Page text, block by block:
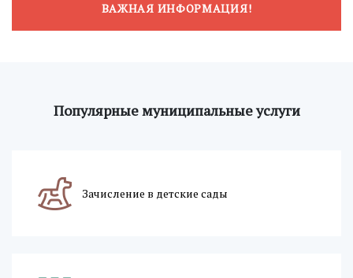
ВАЖНАЯ ИНФОРМАЦИЯ!
Популярные муниципальные услуги
Зачисление в детские сады